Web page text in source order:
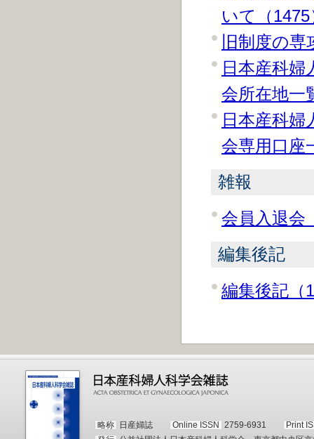
いて（1475
旧制度の
日本産科婦
会所在地一
日本産科婦
会専用口座
雑報
会員入退会
編集後記
編集後記（
略称 日産婦誌 Online ISSN 2759-6931
Print